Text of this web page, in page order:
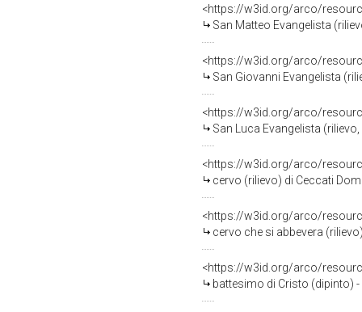
<https://w3id.org/arco/
San Matteo Evangelista
<https://w3id.org/arco/
San Giovanni Evangelista
<https://w3id.org/arco/
San Luca Evangelista
<https://w3id.org/arco/
cervo (rilievo) di Ceccati
<https://w3id.org/arco/
cervo che si abbevera
<https://w3id.org/arco/
battesimo di Cristo (dipinto)